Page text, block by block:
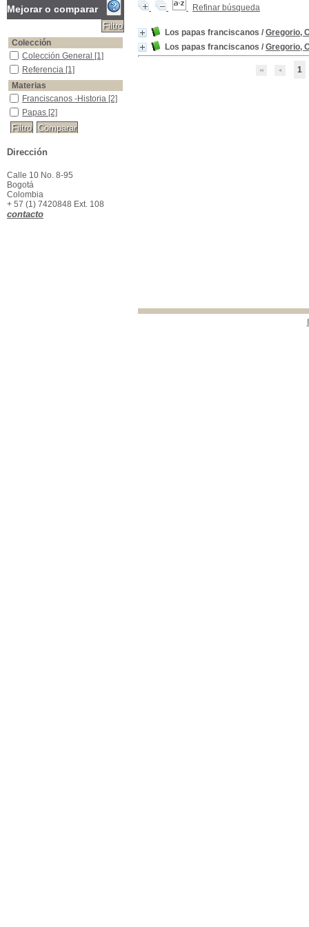
Refinar búsqueda
Los papas franciscanos / Gregorio,
Los papas franciscanos / Gregorio,
1
Mejorar o comparar
Colección
Colección General
Colección General [1]
Referencia
Referencia [1]
Materias
Franciscanos -Historia
Franciscanos -Historia [2]
PapasPapas [2]
Dirección
Calle 10 No. 8-95
Bogotá
Colombia
+ 57 (1) 7420848 Ext. 108
contacto